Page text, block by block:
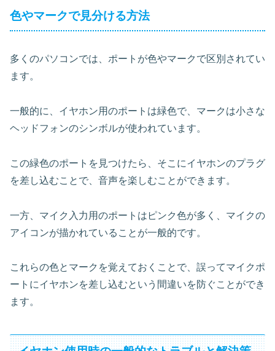
色やマークで見分ける方法
多くのパソコンでは、ポートが色やマークで区別されてい
ます。
一般的に、イヤホン用のポートは緑色で、マークは小さな
ヘッドフォンのシンボルが使われています。
この緑色のポートを見つけたら、そこにイヤホンのプラグ
を差し込むことで、音声を楽しむことができます。
一方、マイク入力用のポートはピンク色が多く、マイクの
アイコンが描かれていることが一般的です。
これらの色とマークを覚えておくことで、誤ってマイクポ
ートにイヤホンを差し込むという間違いを防ぐことができ
ます。